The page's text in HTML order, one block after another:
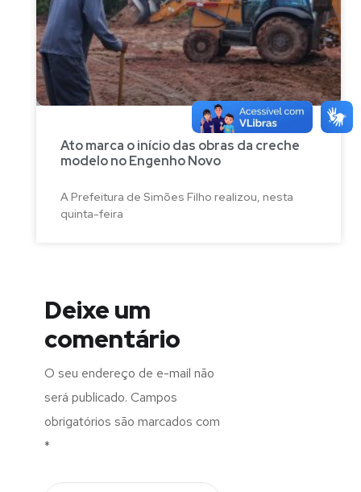
Ato marca o início das obras da creche
modelo no Engenho Novo
A Prefeitura de Simões Filho realizou, nesta
quinta-feira
Deixe um
comentário
O seu endereço de e-mail não
será publicado. Campos
obrigatórios são marcados com
*